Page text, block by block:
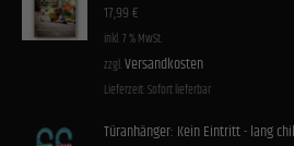
17,99€
inkl. 7 % MwSt.
zzgl. Versandkosten
Lieferzeit: Sofort lieferbar
Türanhänger: Kein Eintritt - lang